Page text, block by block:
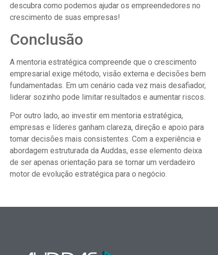
descubra como podemos ajudar os empreendedores no
crescimento de suas empresas!
Conclusão
A mentoria estratégica compreende que o crescimento
empresarial exige método, visão externa e decisões bem
fundamentadas. Em um cenário cada vez mais desafiador,
liderar sozinho pode limitar resultados e aumentar riscos.
Por outro lado, ao investir em mentoria estratégica,
empresas e líderes ganham clareza, direção e apoio para
tomar decisões mais consistentes. Com a experiência e
abordagem estruturada da Auddas, esse elemento deixa
de ser apenas orientação para se tornar um verdadeiro
motor de evolução estratégica para o negócio.